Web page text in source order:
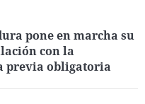
pone en marcha su
con la
previa obligatoria